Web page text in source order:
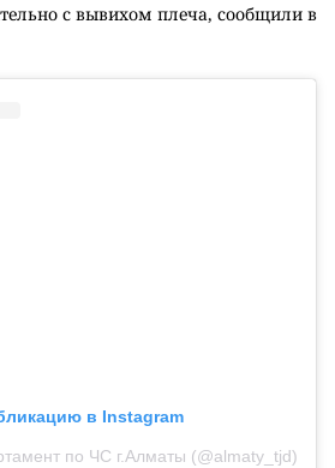
с вывихом плеча, сообщили в
в Instagram
по ЧС г.Алматы (@almaty_tjd)